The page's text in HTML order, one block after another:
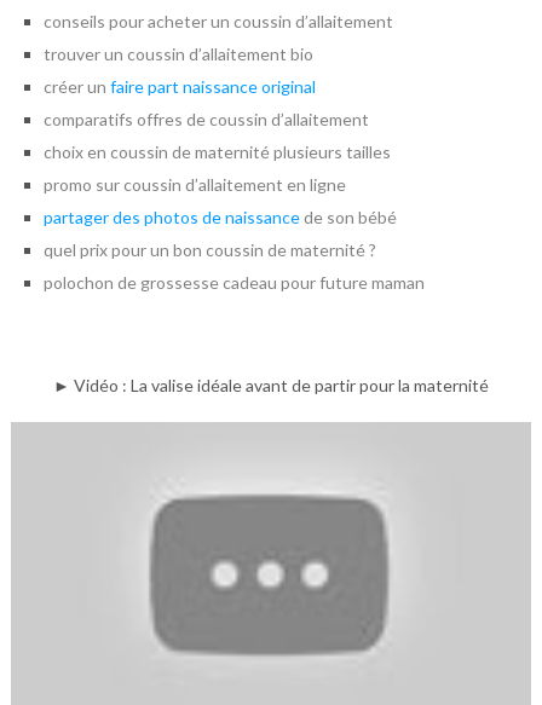
conseils pour acheter un coussin d’allaitement
trouver un coussin d’allaitement bio
créer un faire part naissance original
comparatifs offres de coussin d’allaitement
choix en coussin de maternité plusieurs tailles
promo sur coussin d’allaitement en ligne
partager des photos de naissancede son bébé
quel prix pour un bon coussin de maternité ?
polochon de grossesse cadeau pour future maman
► Vidéo : La valise idéale avant de partir pour la maternité